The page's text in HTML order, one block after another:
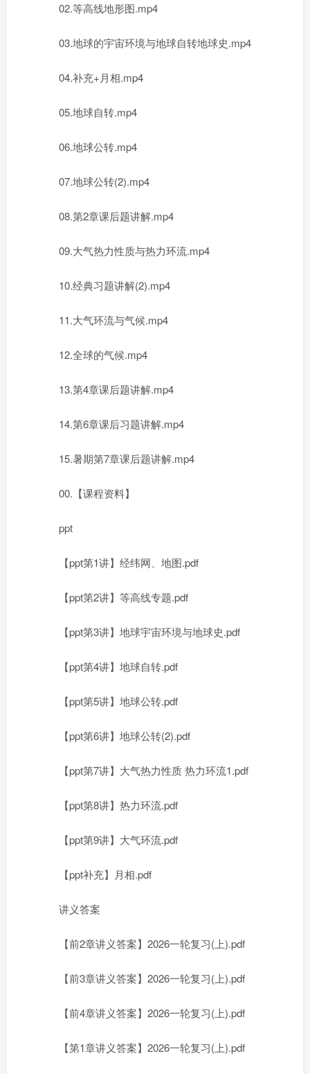
02.等高线地形图.mp4
03.地球的宇宙环境与地球自转地球史.mp4
04.补充+月相.mp4
05.地球自转.mp4
06.地球公转.mp4
07.地球公转(2).mp4
08.第2章课后题讲解.mp4
09.大气热力性质与热力环流.mp4
10.经典习题讲解(2).mp4
11.大气环流与气候.mp4
12.全球的气候.mp4
13.第4章课后题讲解.mp4
14.第6章课后习题讲解.mp4
15.暑期第7章课后题讲解.mp4
00.【课程资料】
ppt
【ppt第1讲】经纬网、地图.pdf
【ppt第2讲】等高线专题.pdf
【ppt第3讲】地球宇宙环境与地球史.pdf
【ppt第4讲】地球自转.pdf
【ppt第5讲】地球公转.pdf
【ppt第6讲】地球公转(2).pdf
【ppt第7讲】大气热力性质 热力环流1.pdf
【ppt第8讲】热力环流.pdf
【ppt第9讲】大气环流.pdf
【ppt补充】月相.pdf
讲义答案
【前2章讲义答案】2026一轮复习(上).pdf
【前3章讲义答案】2026一轮复习(上).pdf
【前4章讲义答案】2026一轮复习(上).pdf
【第1章讲义答案】2026一轮复习(上).pdf